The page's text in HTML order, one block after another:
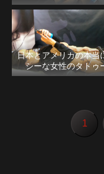
日本とアメリカの本当
シーな女性のタトゥ
1